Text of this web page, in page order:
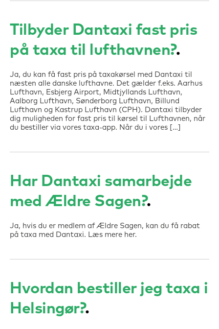
Tilbyder Dantaxi fast pris
på taxa til lufthavnen?
Ja, du kan få fast pris på taxakørsel med Dantaxi til
næsten alle danske lufthavne. Det gælder f.eks. Aarhus
Lufthavn, Esbjerg Airport, Midtjyllands Lufthavn,
Aalborg Lufthavn, Sønderborg Lufthavn, Billund
Lufthavn og Kastrup Lufthavn (CPH). Dantaxi tilbyder
dig muligheden for fast pris til kørsel til Lufthavnen, når
du bestiller via vores taxa-app. Når du i vores […]
Har Dantaxi samarbejde
med Ældre Sagen?
Ja, hvis du er medlem af Ældre Sagen, kan du få rabat
på taxa med Dantaxi. Læs mere her.
Hvordan bestiller jeg taxa i
Helsingør?